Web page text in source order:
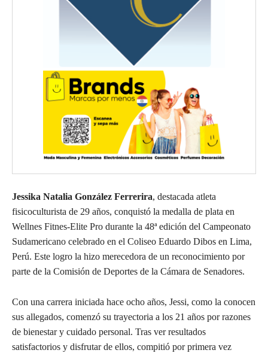
Jessika Natalia González Ferrerira, destacada atleta
fisicoculturista de 29 años, conquistó la medalla de plata en
Wellnes Fitnes-Elite Pro durante la 48ª edición del Campeonato
Sudamericano celebrado en el Coliseo Eduardo Dibos en Lima,
Perú. Este logro la hizo merecedora de un reconocimiento por
parte de la Comisión de Deportes de la Cámara de Senadores.
Con una carrera iniciada hace ocho años, Jessi, como la conocen
sus allegados, comenzó su trayectoria a los 21 años por razones
de bienestar y cuidado personal. Tras ver resultados
satisfactorios y disfrutar de ellos, compitió por primera vez